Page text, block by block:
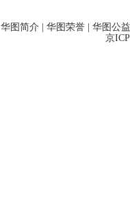
华图简介 华图荣誉 华图公益
京